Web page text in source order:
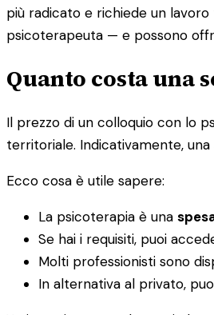
più radicato e richiede un
psicoterapeuta — e possono
Quanto costa una
Il prezzo di un colloquio con lo
territoriale. Indicativamente,
Ecco cosa è utile sapere:
La psicoterapia è una
Se hai i requisiti, puoi
Molti professionisti sono
In alternativa al privato,